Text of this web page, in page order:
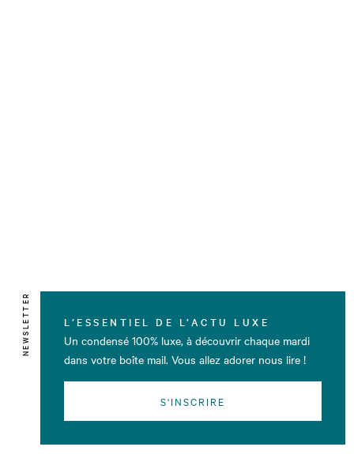
NEWSLETTER L’ESSENTIEL DE L’ACTU LUXE
Un condensé 100% luxe, à découvrir chaque mardi
dans votre boîte mail. Vous allez adorer nous lire !
S'INSCRIRE